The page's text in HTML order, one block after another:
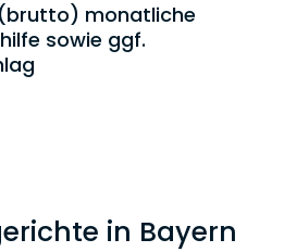
(brutto) monatliche
sowie ggf.
in Bayern